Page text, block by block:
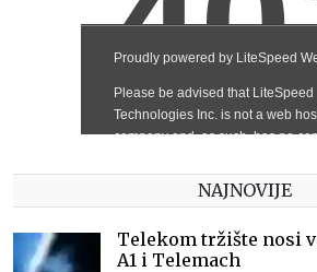
NAJNOVIJE
Telekom tržište nosi
A1 i Telemach